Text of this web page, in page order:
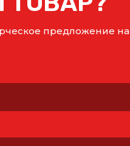
предложение на